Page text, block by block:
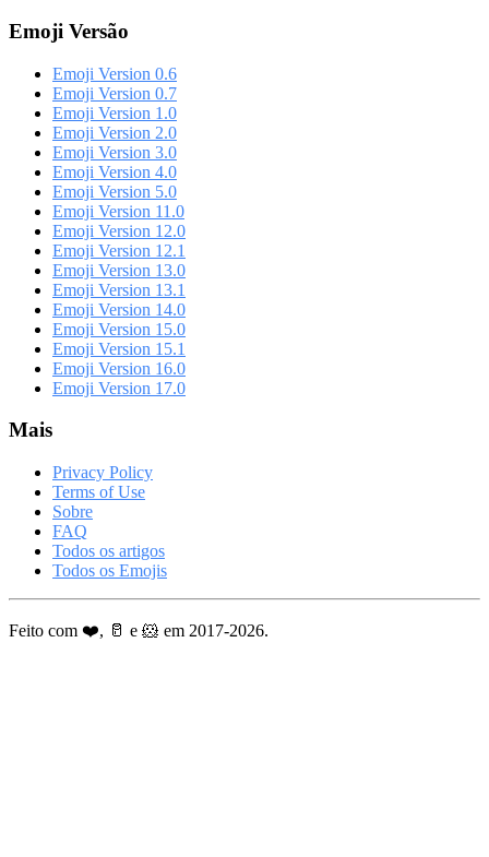
Emoji Versão
Emoji Version 0.6
Emoji Version 0.7
Emoji Version 1.0
Emoji Version 2.0
Emoji Version 3.0
Emoji Version 4.0
Emoji Version 5.0
Emoji Version 11.0
Emoji Version 12.0
Emoji Version 12.1
Emoji Version 13.0
Emoji Version 13.1
Emoji Version 14.0
Emoji Version 15.0
Emoji Version 15.1
Emoji Version 16.0
Emoji Version 17.0
Mais
Privacy Policy
Terms of Use
Sobre
FAQ
Todos os artigos
Todos os Emojis
Feito com ❤️, 🥛 e 🐹 em 2017-2026.